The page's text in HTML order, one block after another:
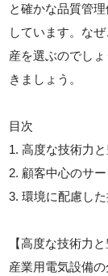
と確かな品質管
しています。な
産を選ぶのでし
きましょう。
目次
1. 高度な技術力
2. 顧客中心のサ
3. 環境に配慮し
【高度な技術力
産業用電気設備